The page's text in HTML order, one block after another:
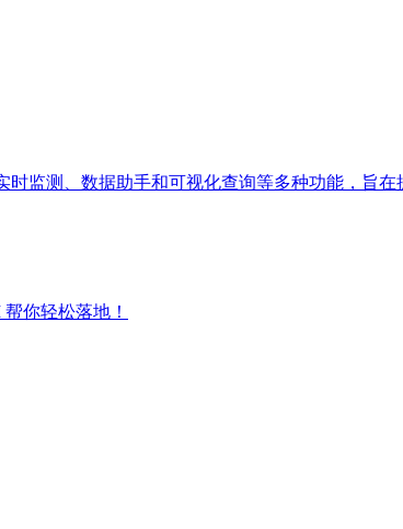
监测、数据助手和可视化查询等多种功能，旨在
你轻松落地！